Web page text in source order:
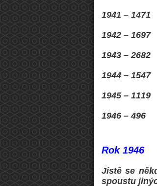
1941 – 1471
1942 – 1697
1943 – 2682
1944 – 1547
1945 – 1119
1946 – 496
Rok 1946
Jistě se
spoustu